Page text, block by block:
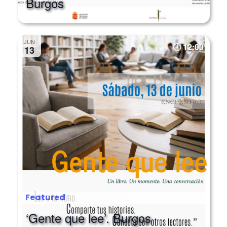
JUN
13 12:00
Featured
‘Gente que lee’. Burgos